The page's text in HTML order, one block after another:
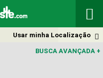


Usar minha Localização
BUSCA AVANÇADA +